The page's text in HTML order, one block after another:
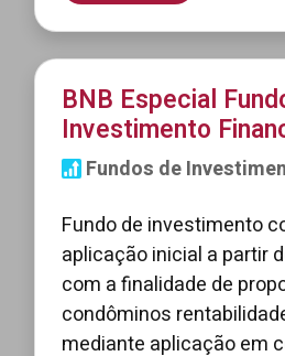
BNB Especial
Investimento
Fundos de
Fundo de investimento
aplicação inicial a partir
com a finalidade de
condôminos
mediante aplicação em